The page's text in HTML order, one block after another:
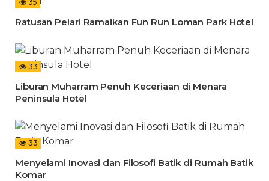
35
Ratusan Pelari Ramaikan Fun Run Loman Park Hotel
33
Liburan Muharram Penuh Keceriaan di Menara
Peninsula Hotel
33
Menyelami Inovasi dan Filosofi Batik di Rumah Batik
Komar